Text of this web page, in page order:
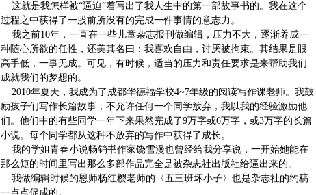
这就是我怎样被“逼迫”着写出了我人生中的第一部故事书的。我在这个
过程之中获得了一股前所没有的完成一件事情的意志力。
我之前10年，一直在一些儿童杂志报刊做编辑，压力不大，逐渐养成一
种随心所欲的任性，还美其名曰：我喜欢自由，讨厌被拘束。其结果是眼
高手低，一事无成。可见，有时候，适当的压力和责任要求是来帮助我们
成就我们的梦想的。
2010年夏天，我成为了成都华德福学校4~7年级的阅读写作课老师。我鼓
励孩子们写作长篇故事，不允许任何一个同学放弃，我以我的经验激励他
们。他们中的有些同学一年下来果然完成了9万字或6万字，或3万字的长篇
小说。每个同学都从这种不放弃的写作中获得了成长。
我的学姐青春小说畅销书作家饶雪漫也曾经给我分享说，一开始她能在
那么短的时间里写出那么多部作品完全是被杂志社出版社给逼出来的。
我做编辑时候的恩师杨红樱老师的〈五三班坏小子〉也是杂志社的约稿
一点点促成的。